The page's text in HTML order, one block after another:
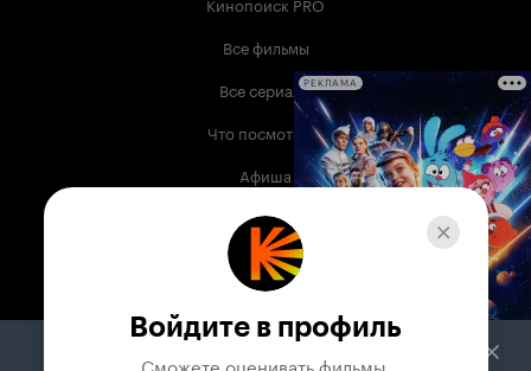
Все фильмы
Все сериалы
Что посмотреть
Афиша
Музыка
Телепрограмма
Служба поддержки
РЕКЛАМА
Войдите в профиль
Сможете оценивать фильмы,